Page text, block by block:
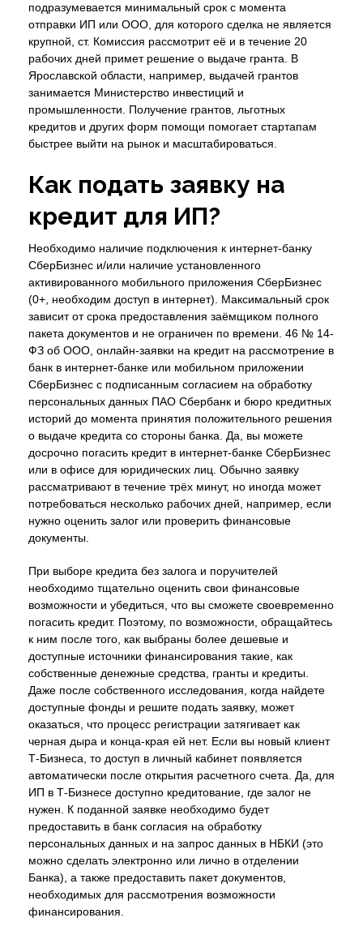
подразумевается минимальный срок с момента
отправки ИП или ООО, для которого сделка не является
крупной, ст. Комиссия рассмотрит её и в течение 20
рабочих дней примет решение о выдаче гранта. В
Ярославской области, например, выдачей грантов
занимается Министерство инвестиций и
промышленности. Получение грантов, льготных
кредитов и других форм помощи помогает стартапам
быстрее выйти на рынок и масштабироваться.
Как подать заявку на
кредит для ИП?
Необходимо наличие подключения к интернет-банку
СберБизнес и/или наличие установленного
активированного мобильного приложения СберБизнес
(0+, необходим доступ в интернет). Максимальный срок
зависит от срока предоставления заёмщиком полного
пакета документов и не ограничен по времени. 46 № 14-
ФЗ об ООО, онлайн-заявки на кредит на рассмотрение в
банк в интернет-банке или мобильном приложении
СберБизнес с подписанным согласием на обработку
персональных данных ПАО Сбербанк и бюро кредитных
историй до момента принятия положительного решения
о выдаче кредита со стороны банка. Да, вы можете
досрочно погасить кредит в интернет-банке СберБизнес
или в офисе для юридических лиц. Обычно заявку
рассматривают в течение трёх минут, но иногда может
потребоваться несколько рабочих дней, например, если
нужно оценить залог или проверить финансовые
документы.
При выборе кредита без залога и поручителей
необходимо тщательно оценить свои финансовые
возможности и убедиться, что вы сможете своевременно
погасить кредит. Поэтому, по возможности, обращайтесь
к ним после того, как выбраны более дешевые и
доступные источники финансирования такие, как
собственные денежные средства, гранты и кредиты.
Даже после собственного исследования, когда найдете
доступные фонды и решите подать заявку, может
оказаться, что процесс регистрации затягивает как
черная дыра и конца-края ей нет. Если вы новый клиент
Т-Бизнеса, то доступ в личный кабинет появляется
автоматически после открытия расчетного счета. Да, для
ИП в Т-Бизнесе доступно кредитование, где залог не
нужен. К поданной заявке необходимо будет
предоставить в банк согласия на обработку
персональных данных и на запрос данных в НБКИ (это
можно сделать электронно или лично в отделении
Банка), а также предоставить пакет документов,
необходимых для рассмотрения возможности
финансирования.